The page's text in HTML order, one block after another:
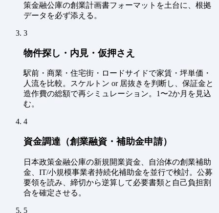
策金融公庫の創業計画書フォーマットを土台に、根拠
データを必ず添える。
3
物件探し・内見・仮押さえ
駅前・商業・住宅街・ロードサイドで家賃・坪単価・
人流を比較。スケルトン or 居抜きを判断し、保証金と
造作費の総額で再シミュレーション。1〜2か月を見込
む。
4
資金調達（創業融資・補助金申請）
日本政策金融公庫の新規開業資金、自治体の創業補助
金、IT/小規模事業者持続化補助金を並行で検討。公募
要領を読み、締切から逆算して必要書類と自己負担割
合を確定させる。
5